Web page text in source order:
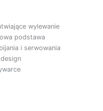
wylewanie
podstawa
i serwowania